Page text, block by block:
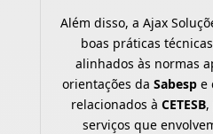
Além disso, a Ajax
boas práticas
alinhados às normas
orientações da Sabespe
relacionados à CETESB,
serviços que